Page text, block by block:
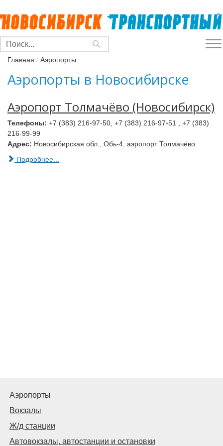
Главная / Аэропорты
Аэропорты в Новосибирске
Аэропорт Толмачёво (Новосибирск)
Телефоны: +7 (383) 216-97-50, +7 (383) 216-97-51 , +7 (383)
216-99-99
Адрес: Новосибирская обл., Обь-4, аэропорт Толмачёво
Подробнее...
Аэропорты
Вокзалы
Ж/д станции
Автовокзалы, автостанции и остановки